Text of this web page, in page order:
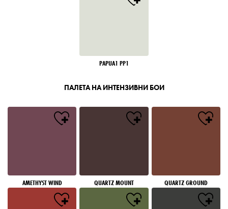
PAPUA1 PP1
ПАЛЕТА НА ИНТЕНЗИВНИ БОИ
AMETHYST WIND QUARTZ MOUNT QUARTZ GROUND